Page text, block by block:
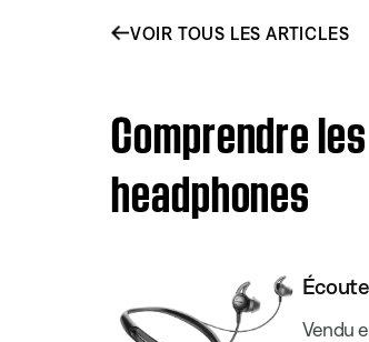
VOIR TOUS LES ARTICLES
Comprendre
headphones
Vendu